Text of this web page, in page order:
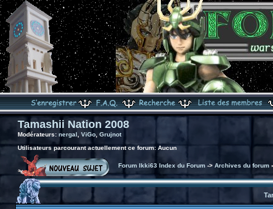
Tamashii Nation 2008
Modérateurs: nergal ViGo, Grujnot
Utilisateurs parcourant actuellement ce forum: Aucun
Forum Ikki63 Index du Forum-> Archives du forum